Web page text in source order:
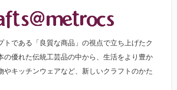
トである「良質な商品」の視点で立ち上げたク
の優れた伝統工芸品の中から、生活をより豊か
やキッチンウェアなど、新しいクラフトのかた